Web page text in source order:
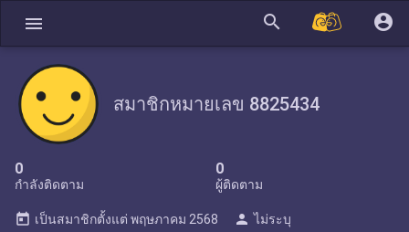
menu search account_circle
สมาชิกหมายเลข 8825434
0
กำลังติดตาม
0
ผู้ติดตาม
today เป็นสมาชิกตั้งแต่ พฤษภาคม 2568 person ไม่ระบุ